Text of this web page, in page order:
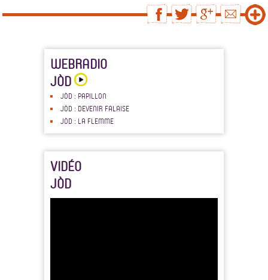
WEBRADIO
JÒD
JÒD : PAPILLON
JÒD : DEVENIR FALAISE
JÒD : LA FLEMME
VIDÉO
JÒD